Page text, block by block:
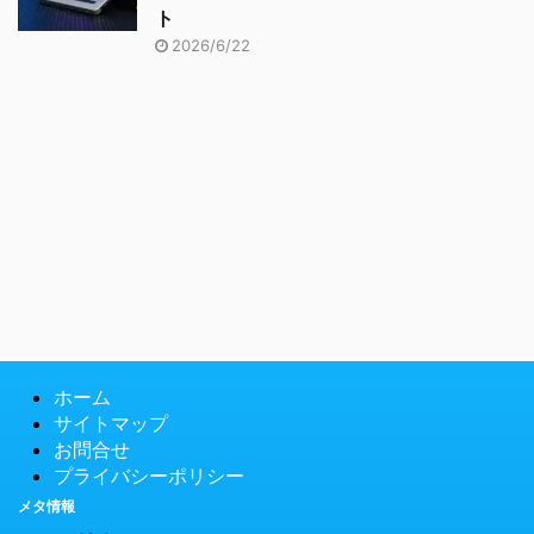
ト
2026/6/22
ホーム
サイトマップ
お問合せ
プライバシーポリシー
メタ情報